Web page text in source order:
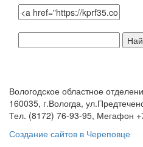
по
Вологодское областное
160035, г.Вологда,
Тел. (8172) 76-93-95, Мегафон
Создание сайтов в Череповце